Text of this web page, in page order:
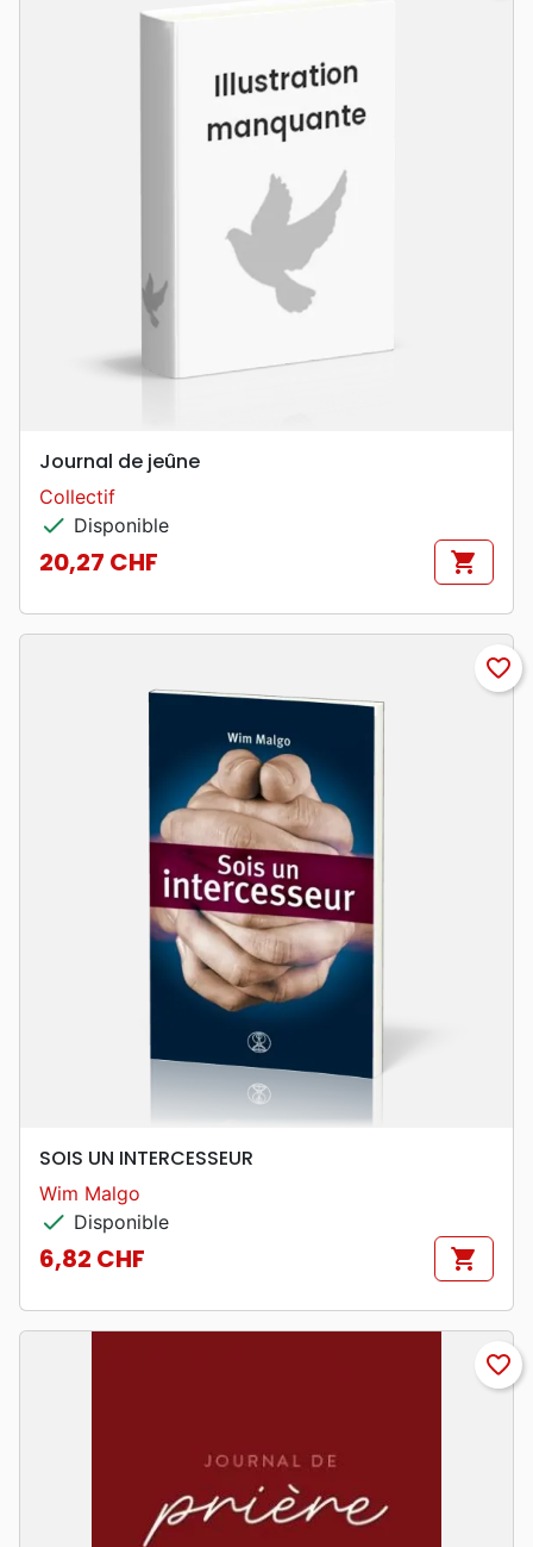
Journal de jeûne
Collectif
check Disponible
Prix
20,27 CHF shopping_cart
favorite_border
SOIS UN INTERCESSEUR
Wim Malgo
check Disponible
Prix
6,82 CHF shopping_cart
favorite_border